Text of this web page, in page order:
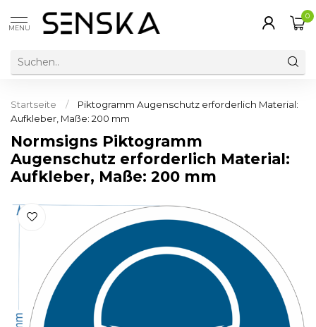
MENU
0
Startseite /
Piktogramm Augenschutz erforderlich Material:
Aufkleber, Maße: 200 mm
Normsigns Piktogramm
Augenschutz erforderlich Material:
Aufkleber, Maße: 200 mm